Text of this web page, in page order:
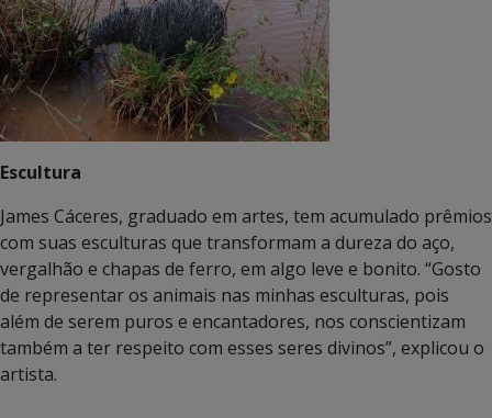
Escultura
James Cáceres, graduado em artes, tem acumulado prêmios
com suas esculturas que transformam a dureza do aço,
vergalhão e chapas de ferro, em algo leve e bonito. “Gosto
de representar os animais nas minhas esculturas, pois
além de serem puros e encantadores, nos conscientizam
também a ter respeito com esses seres divinos”, explicou o
artista.